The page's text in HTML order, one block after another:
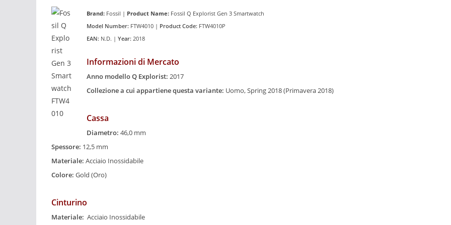
Brand: Fossil | Product Name: Fossil Q Explorist Gen 3 Smartwatch
Model Number: FTW4010 | Product Code: FTW4010P
EAN: N.D. | Year: 2018
Informazioni di Mercato
Anno modello Q Explorist: 2017
Collezione a cui appartiene questa variante: Uomo, Spring 2018 (Primavera 2018)
Cassa
Diametro: 46,0 mm
Spessore: 12,5 mm
Materiale: Acciaio Inossidabile
Colore: Gold (Oro)
Cinturino
Materiale: Acciaio Inossidabile